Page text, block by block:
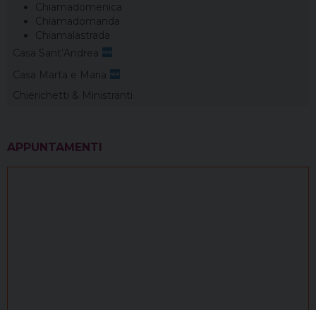
Chiamadomenica
Chiamadomanda
Chiamalastrada
Casa Sant’Andrea
Casa Marta e Maria
Chierichetti & Ministranti
APPUNTAMENTI